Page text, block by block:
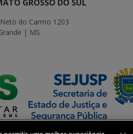
GROSSO DO SUL
do Carmo 1203
| MS